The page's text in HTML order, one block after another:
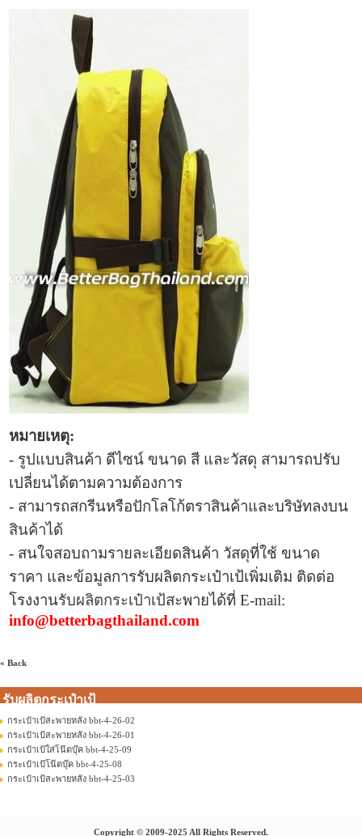
หมายเหตุ:
- รูปแบบสินค้า ดีไซน์ ขนาด สี และวัสดุ สามารถปรับ
เปลี่ยนได้ตามความต้องการ
- สามารถสกรีนหรือปักโลโก้ตราสินค้าและบริษัทลงบน
สินค้าได้
- สนใจสอบถามรายละเอียดสินค้า วัสดุที่ใช้ ขนาด
ราคา และข้อมูลการรับผลิตกระเป๋าเป้เพิ่มเติม ติดต่อ
โรงงานรับผลิตกระเป๋าเป้สะพายได้ที่E-mail:
info@betterbagthailand.com
« Back
รับผลิตกระเป๋าเป้
กระเป๋าเป้สะพายหลัง bbt-4-26-02
กระเป๋าเป้สะพายหลัง bbt-4-26-01
กระเป๋าเป้ใส่โน๊ตบุ๊ค bbt-4-25-09
กระเป๋าเป้โน๊ตบุ๊ค bbt-4-25-08
กระเป๋าเป้สะพายหลัง bbt-4-25-03
Copyright © 2009-2025 All Rights Reserved.